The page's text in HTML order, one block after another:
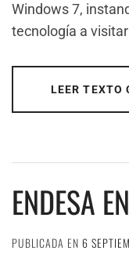
Windows 7,
tecnología a
LEER TEXTO
ENDESA
PUBLICADA EN 6